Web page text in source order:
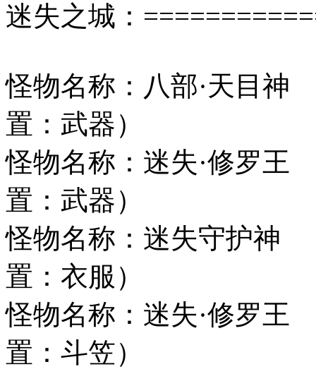
迷失之城：
怪物名称：八部·
置：武器）
怪物名称：迷失·
置：武器）
怪物名称：迷失
置：衣服）
怪物名称：迷失·
置：斗笠）